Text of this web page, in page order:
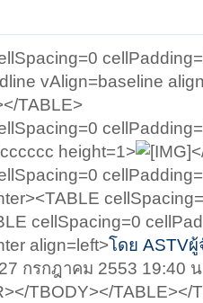
vAlign=baseline
TABLE>
height=1>
cellSpacing=0
align=left>โดย ASTV
กรกฎาคม 2553 19:40
TBODY></TABLE></